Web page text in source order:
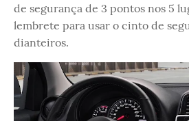
de segurança de 3 pontos nos 5
lembrete para usar o cinto de
dianteiros.